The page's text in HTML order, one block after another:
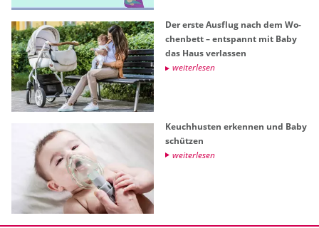
Der erste Aus­flug nach dem Wo­
chen­bett – ent­spannt mit Baby
das Haus ver­las­sen
wei­ter­le­sen
Keuch­hus­ten er­ken­nen und Baby
schüt­zen
wei­ter­le­sen